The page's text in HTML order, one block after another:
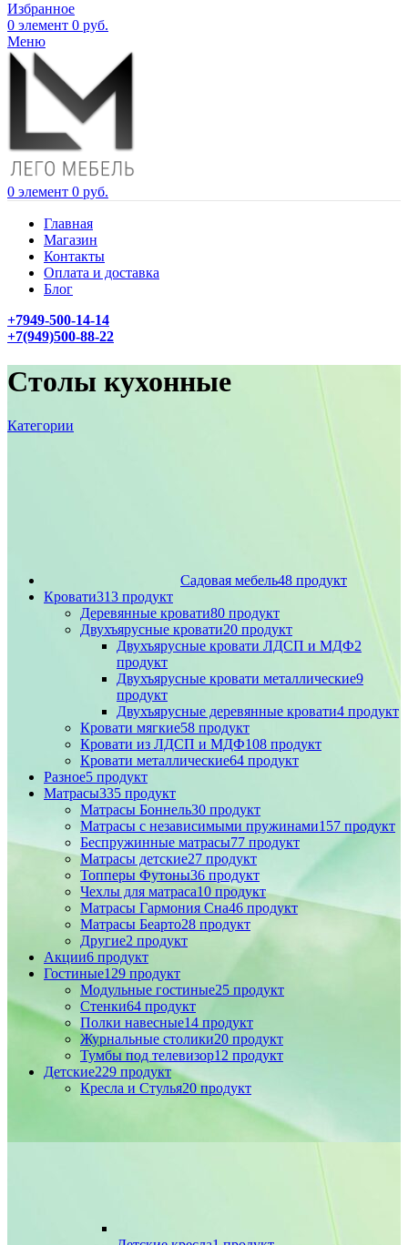
Избранное
0 элемент 0 руб.
Меню
0 элемент 0 руб.
Главная
Магазин
Контакты
Оплата и доставка
Блог
+7949-500-14-14
+7(949)500-88-22
Столы кухонные
Категории
Садовая мебель48 продукт
Кровати313 продукт
Деревянные кровати80 продукт
Двухъярусные кровати20 продукт
Двухъярусные кровати ЛДСП и МДФ2
продукт
Двухъярусные кровати металлические9
продукт
Двухъярусные деревянные кровати4 продукт
Кровати мягкие58 продукт
Кровати из ЛДСП и МДФ108 продукт
Кровати металлические64 продукт
Разное5 продукт
Матрасы335 продукт
Матрасы Боннель30 продукт
Матрасы с независимыми пружинами157 продукт
Беспружинные матрасы77 продукт
Матрасы детские27 продукт
Топперы Футоны36 продукт
Чехлы для матраса10 продукт
Матрасы Гармония Сна46 продукт
Матрасы Беарто28 продукт
Другие2 продукт
Акции6 продукт
Гостиные129 продукт
Модульные гостиные25 продукт
Стенки64 продукт
Полки навесные14 продукт
Журнальные столики20 продукт
Тумбы под телевизор12 продукт
Детские229 продукт
Кресла и Стулья20 продукт